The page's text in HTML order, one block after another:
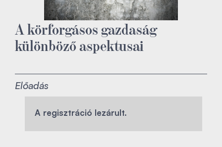
A körforgásos gazdaság
különböző aspektusai
Előadás
A regisztráció lezárult.